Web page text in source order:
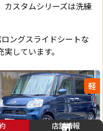
カスタムシリーズは洗練
ングスライドシートな
しています。
軽
店舗情報